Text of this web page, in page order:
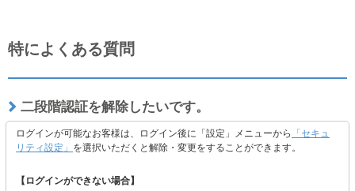
特によくある質問
二段階認証を解除したいです。
ログインが可能なお客様は、ログイン後に「設定」メニューから 「セキュ
リティ設定」 を選択いただくと解除・変更をすることができます。
【ログインができない場合】